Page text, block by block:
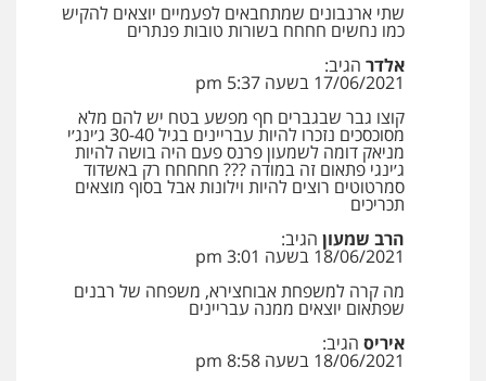
שתי ארנבונים שמתחבאים לפעמיים יוצאים להקיש
כמו נחשים חחחח בשורות טובות פנתרים
אלדר הגיב:
17/06/2021 בשעה 5:37 pm
קוצו גבר שבגברים חף מפשע בטח יש להם מלא
מסוכסכים נזכרו להיות עבריינים בגיל 30-40 ג׳ינג׳י
מניאק דומה לשמעון פרנס פעם היה בושה להיות
ג׳ינגי פתאום זה במודה ??? חחחחח רק באשדוד
סמרטוטים רוצים להיות וילונות אבל בסוף מוצאים
תכריכים
הרב שמעון הגיב:
18/06/2021 בשעה 3:01 pm
מה קרה למשפחת אבוחצירא, משפחה של רבנים
שפתאום יוצאים ממנה עבריינים
איריס הגיב:
18/06/2021 בשעה 8:58 pm
מנשה, אלמוג – עורכי דין
פלילי עבירות תנועה
עורכי דין לענייני אסירים
0546470989
עו"ד אבי כהן
0523647066
ויקי שמואל – משרד עו"ד
פלילי
0528959600